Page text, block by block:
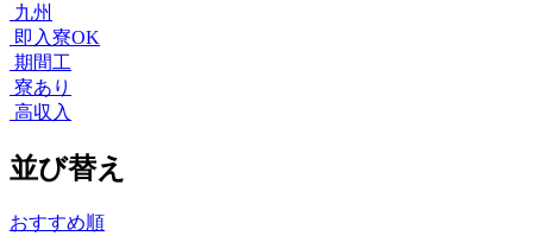
九州
即入寮OK
期間工
寮あり
高収入
並び替え
おすすめ順